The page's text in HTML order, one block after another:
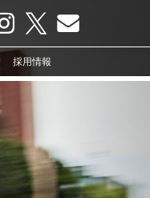
SITEInstagram
採用情報